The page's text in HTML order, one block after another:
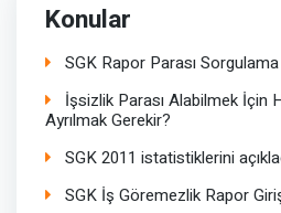
Konular
SGK Rapor Parası Sorgulama
İşsizlik Parası Alabilmek İçin
Ayrılmak Gerekir?
SGK 2011 istatistiklerini
SGK İş Göremezlik Rapor